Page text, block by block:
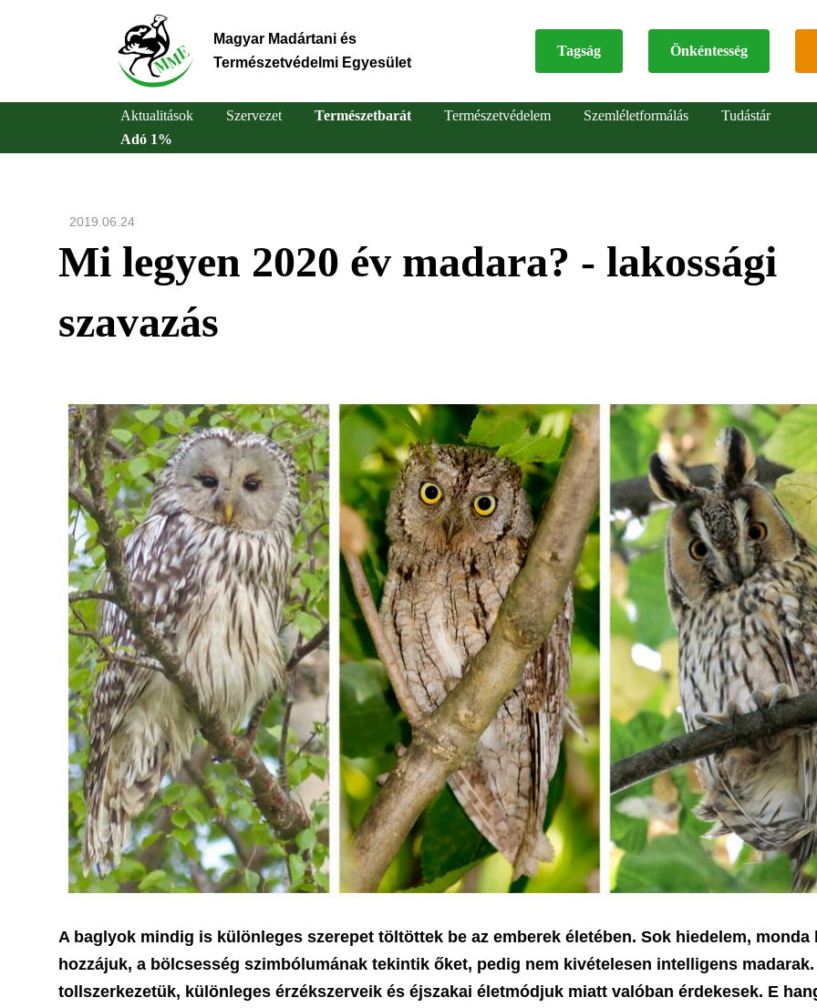
Magyar Madártani és
Természetvédelmi Egyesület
Top
Tagság Önkéntesség
Main
navigation
Aktualitások Szervezet Természetbarát Természetvédelem Szemléletformálás
Tudástár
Adó 1%
2019.06.24
Mi legyen 2020 év madara? - lakossági
szavazás
A baglyok mindig is különleges szerepet töltöttek be az emberek életében. Sok hiedelem, monda
hozzájuk, a bölcsesség szimbólumának tekintik őket, pedig nem kivételesen intelligens
tollszerkezetük, különleges érzékszerveik és éjszakai életmódjuk miatt valóban érdekesek. E